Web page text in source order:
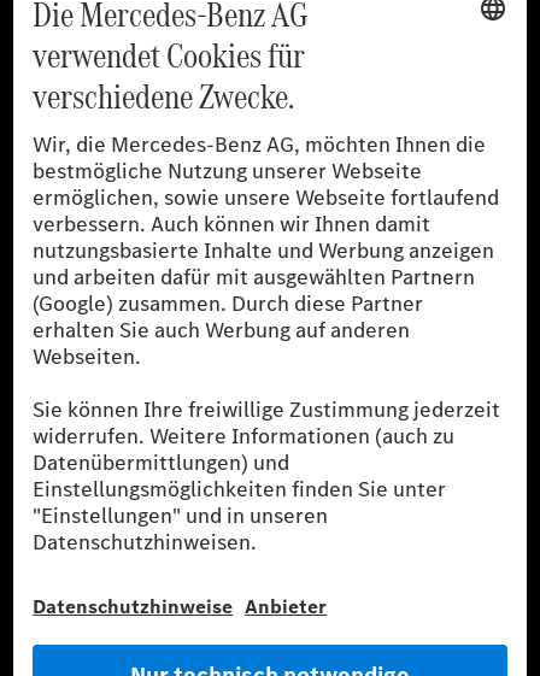
[1]
Die angegebenen Werte wurden nach dem vorgeschriebenen
Messverfahren WLTP (Worldwide harmonised Light-duty
vehicles Test Procedures) ermittelt. Der Kraftstoffverbrauch und
der CO₂-Ausstoß eines Pkw sind nicht nur von der effizienten
Ausnutzung des Kraftstoffs durch den Pkw, sondern auch vom
Fahrstil und anderen nichttechnischen Faktoren abhängig.